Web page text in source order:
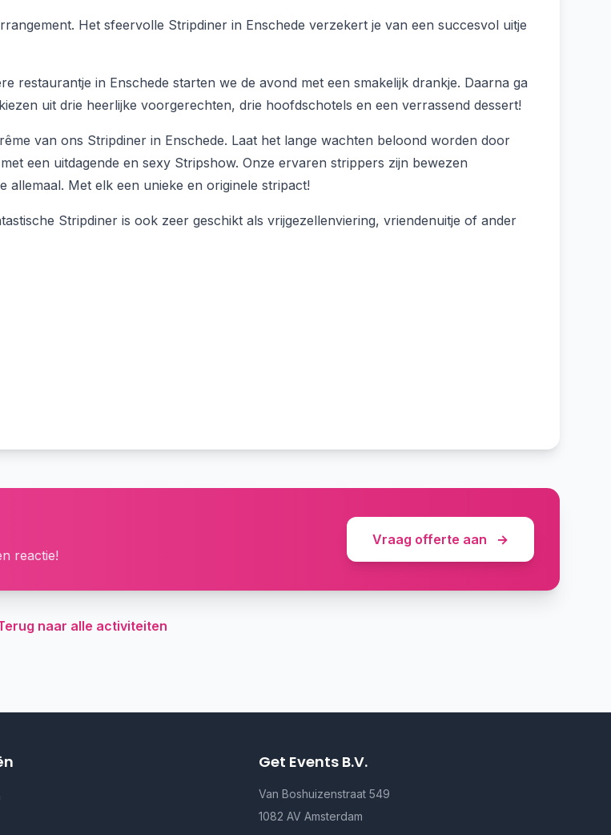
Het sfeervolle Stripdiner in Enschede verzekert je van een succesvol uitje
restaurantje in Enschede starten we de avond met een smakelijk drankje. Daarna ga
uit drie heerlijke voorgerechten, drie hoofdschotels en een verrassend dessert!
van ons Stripdiner in Enschede. Laat het lange wachten beloond worden door
een uitdagende en sexy Stripshow. Onze ervaren strippers zijn bewezen
Met elk een unieke en originele stripact!
Stripdiner is ook zeer geschikt als vrijgezellenviering, vriendenuitje of ander
reactie!
Vraag offerte aan →
naar alle activiteiten
Get Events B.V.
Van Boshuizenstraat 549
1082 AV Amsterdam